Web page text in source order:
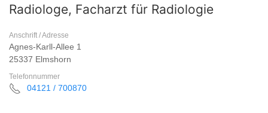
Radiologe, Facharzt für Radiologie
Anschrift / Adresse
Agnes-Karll-Allee 1
25337 Elmshorn
Telefonnummer
04121 / 700870